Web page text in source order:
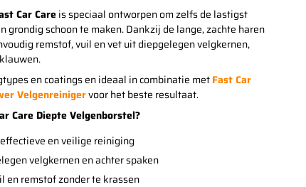
Car Careis speciaal ontworpen om zelfs de lastigst
grondig schoon te maken. Dankzij de lange, zachte haren
remstof, vuil en vet uit diepgelegen velgkernen,
en coatings en ideaal in combinatie metFast Car
Velgenreinigervoor het beste resultaat.
Care Diepte Velgenborstel?
en veilige reiniging
velgkernen en achter spaken
en remstof zonder te krassen